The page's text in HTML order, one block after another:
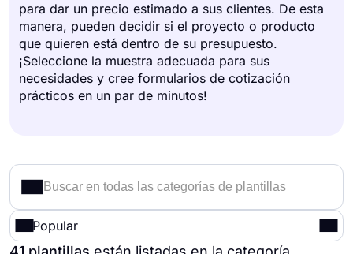
para dar un precio estimado a sus clientes. De esta
manera, pueden decidir si el proyecto o producto
que quieren está dentro de su presupuesto.
¡Seleccione la muestra adecuada para sus
necesidades y cree formularios de cotización
prácticos en un par de minutos!
Popular